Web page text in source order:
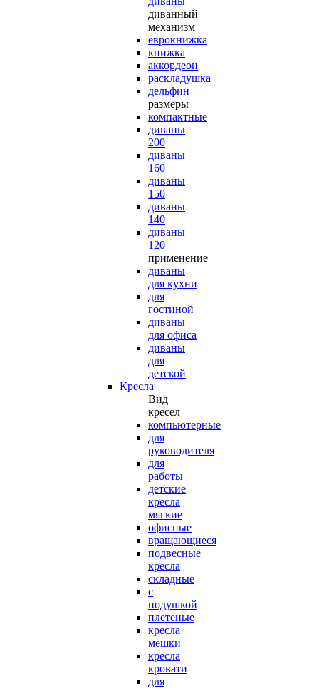
диванный
механизм
еврокнижка
книжка
аккордеон
раскладушка
дельфин
размеры
компактные
диваны
200
диваны
160
диваны
150
диваны
140
диваны
120
применение
диваны
для кухни
для
гостиной
диваны
для офиса
диваны
для
детской
Кресла
Вид
кресел
компьютерные
для
руководителя
для
работы
детские
кресла
мягкие
офисные
вращающиеся
подвесные
кресла
складные
с
подушкой
плетеные
кресла
мешки
кресла
кровати
для